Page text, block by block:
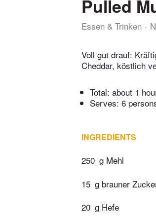
Pulled
Essen & Trinken
Voll gut drauf:
Cheddar, köstlich
Total: about 1
Serves: 6
INGREDIENTS
250 g Mehl
15 g brauner
20 g Hefe